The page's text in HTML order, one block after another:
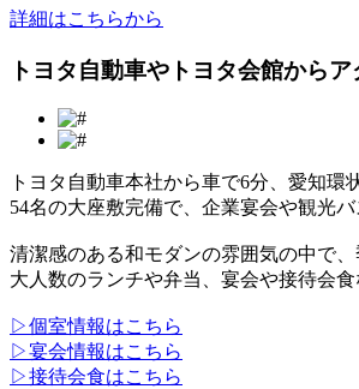
詳細はこちらから
トヨタ自動車やトヨタ会館から
トヨタ自動車本社から車で6分、愛知環
54名の大座敷完備で、企業宴会や観光
清潔感のある和モダンの雰囲気の中で
大人数のランチや弁当、宴会や接待会
▷個室情報はこちら
▷宴会情報はこちら
▷接待会食はこちら